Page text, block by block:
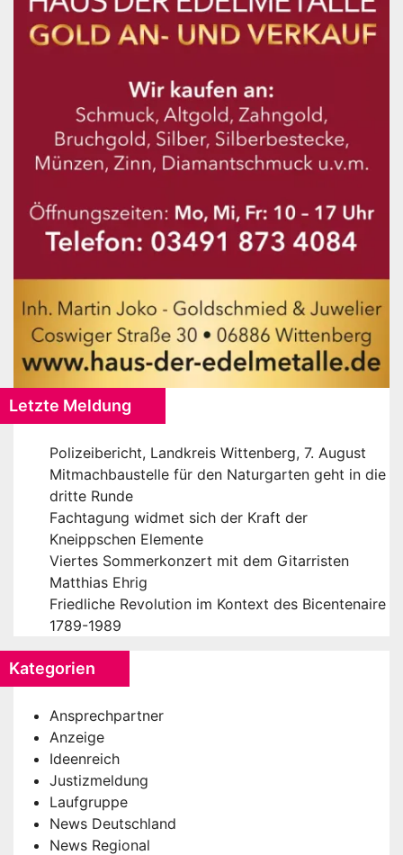
Letzte Meldung
Polizeibericht, Landkreis Wittenberg, 7. August
Mitmachbaustelle für den Naturgarten geht in die
dritte Runde
Fachtagung widmet sich der Kraft der
Kneippschen Elemente
Viertes Sommerkonzert mit dem Gitarristen
Matthias Ehrig
Friedliche Revolution im Kontext des Bicentenaire
1789-1989
Kategorien
Ansprechpartner
Anzeige
Ideenreich
Justizmeldung
Laufgruppe
News Deutschland
News Regional